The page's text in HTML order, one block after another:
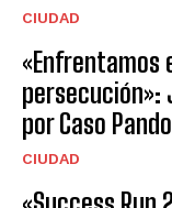
CIUDAD
«Enfrentamos
persecución»:
por Caso
CIUDAD